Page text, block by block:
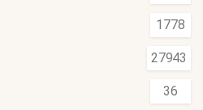
1778
27943
36